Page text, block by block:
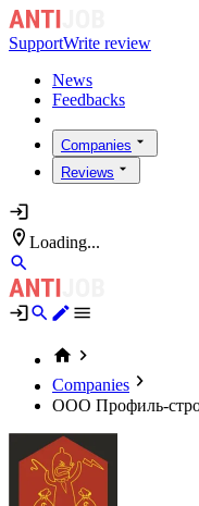
SupportWrite review
News
Feedbacks
Companies
Reviews
Loading...
Companies
ООО Профиль-